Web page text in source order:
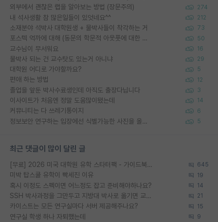
외부에서 괜찮은 랩을 알아보는 방법 (장문주의) 274
내 석사생활 참 많은일들이 있엇네요^^ 212
소재분야 석박사 대학원생 + 물박사들이 착각하는 거 73
포스텍 억까에 대해 (동문의 학문적 아웃풋에 대한 반박) 50
교수님이 무서워요 16
물박사 되는 건 교수탓도 있는거 아니냐 29
대학원 어디로 가야할까요? 5
편애 하는 방법 12
졸업을 앞둔 박사수료생인데 아직도 출장다닙니다 3
이사이트가 처음엔 정말 도움많이됐는데 14
커뮤니티는 다 쓰레기통이지 6
정보보안 연구하는 입장에선 식별가능한 사진을 올리는건 비추이긴함 5
최근 댓글이 많이 달린 글
[무료] 2026 미국 대학원 유학 스타터팩 - 가이드북 & 합격자 컨택메일 템플릿 645
미박 탑스쿨 유학이 빡세진 이유 19
혹시 이정도 스펙이면 어느정도 잡고 준비해야하나요? 14
SSH 박사과정을 그만두고 지방대 박사로 옮기면 교수의 꿈은 끝일까요? 21
카이스트는 모든 연구실마다 서버 제공해주나요? 15
연구실 학생 하나 자퇴했는데 9